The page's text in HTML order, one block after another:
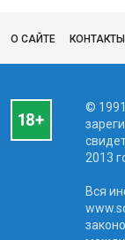
О САЙТЕ КОНТАКТЫ
©
2013
Вся